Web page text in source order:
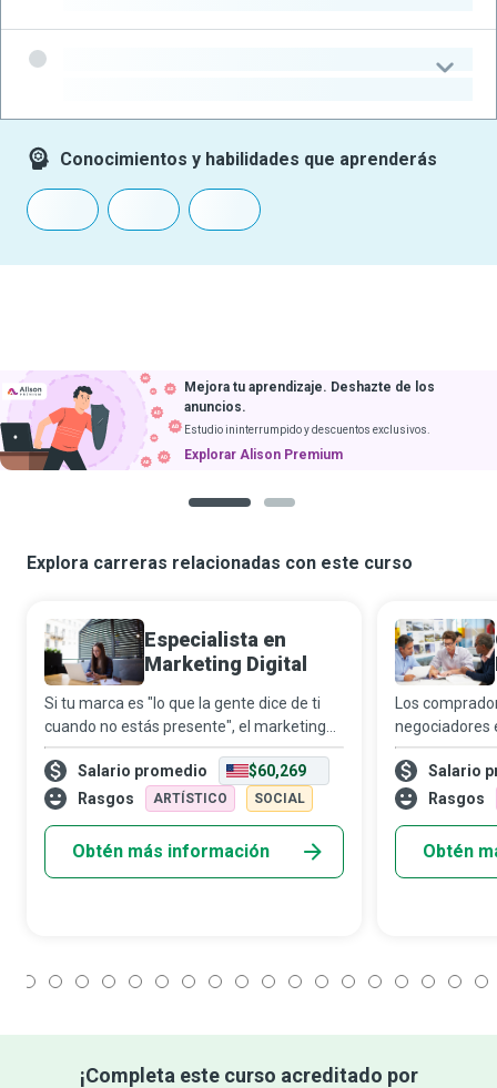
Conocimientos y habilidades que aprenderás
Mejora tu aprendizaje. Deshazte de los
anuncios.
Estudio ininterrumpido y descuentos exclusivos.
Explorar Alison Premium
Explora carreras relacionadas con este curso
Especialista en
Marketing Digital
Si tu marca es "lo que la gente dice de ti
cuando no estás presente", el marketing
digital es lo que haces cuando nadie te ve
pero quieres que lo hagan. En un mundo
cada vez más digitalizado donde tod
Salario promedio
$60,269
Rasgos
ARTÍSTICO SOCIAL
Obtén más información
Los
negociadores
investigación,
espacios
Salario
Rasgos
Obtén
¡Completa este curso acreditado por